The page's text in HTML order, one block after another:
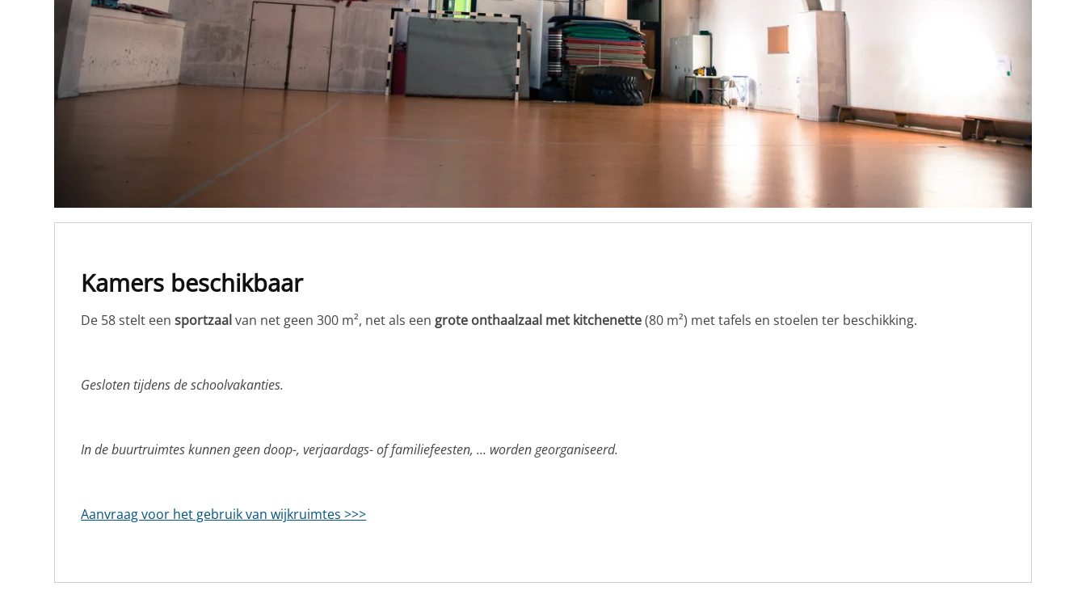
Kamers beschikbaar
De 58 stelt eensportzaalvan net geen 300 m², net als een grote onthaalzaal met kitchenette(80 m²) met tafels en stoelen ter beschikking.
Gesloten tijdens de schoolvakanties.
In de buurtruimtes kunnen geen doop-, verjaardags- of familiefeesten, ... worden georganiseerd.
Aanvraag voor het gebruik van wijkruimtes >>>